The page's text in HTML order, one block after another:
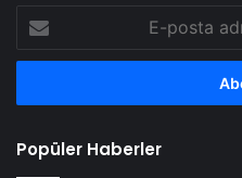
posta
adresinizi
Popüler Haberler